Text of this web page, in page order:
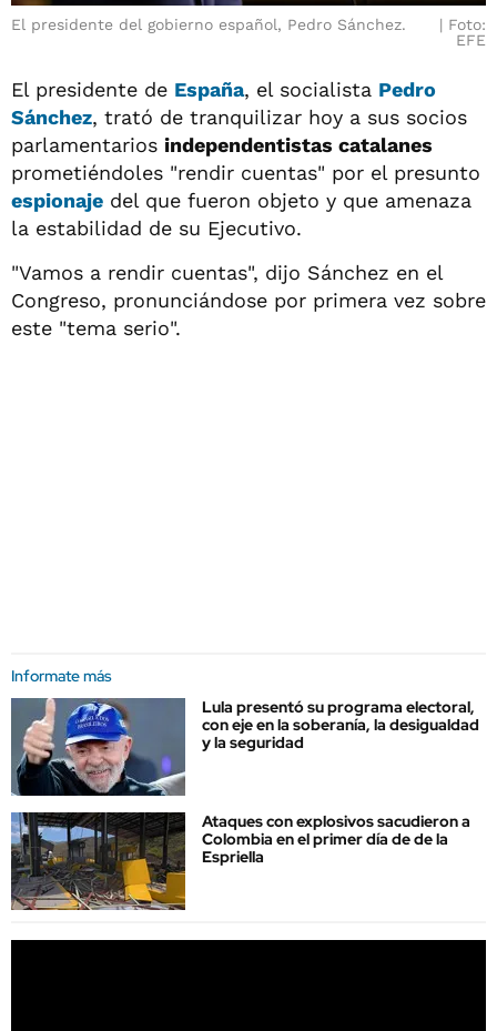
El presidente del gobierno español, Pedro Sánchez.
Foto:
EFE
El presidente de España, el socialista Pedro
Sánchez, trató de tranquilizar hoy a sus socios
parlamentarios independentistas catalanes
prometiéndoles "rendir cuentas" por el presunto
espionaje del que fueron objeto y que amenaza
la estabilidad de su Ejecutivo.
"Vamos a rendir cuentas", dijo Sánchez en el
Congreso, pronunciándose por primera vez sobre
este "tema serio".
Informate más
Lula presentó su programa electoral,
con eje en la soberanía, la desigualdad
y la seguridad
Ataques con explosivos sacudieron a
Colombia en el primer día de de la
Espriella